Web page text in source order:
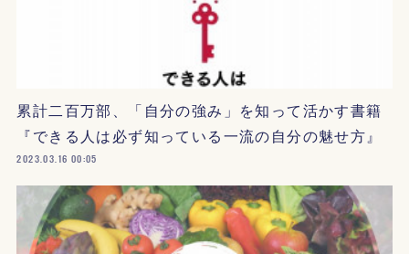
累計二百万部、「自分の強み」を知って活かす書籍
『できる人は必ず知っている一流の自分の魅せ方』
2023.03.16 00:05